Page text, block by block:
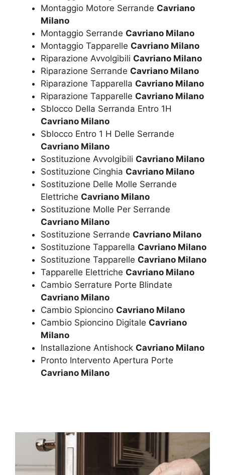
Montaggio Motore Serrande Cavriano
Milano
Montaggio Serrande Cavriano Milano
Montaggio Tapparelle Cavriano Milano
Riparazione Avvolgibili Cavriano Milano
Riparazione Serrande Cavriano Milano
Riparazione Tapparella Cavriano Milano
Riparazione Tapparelle Cavriano Milano
Sblocco Della Serranda Entro 1H
Cavriano Milano
Sblocco Entro 1 H Delle Serrande
Cavriano Milano
Sostituzione Avvolgibili Cavriano Milano
Sostituzione Cinghia Cavriano Milano
Sostituzione Delle Molle Serrande
Elettriche Cavriano Milano
Sostituzione Molle Per Serrande
Cavriano Milano
Sostituzione Serrande Cavriano Milano
Sostituzione Tapparella Cavriano Milano
Sostituzione Tapparelle Cavriano Milano
Tapparelle Elettriche Cavriano Milano
Cambio Serrature Porte Blindate
Cavriano Milano
Cambio Spioncino Cavriano Milano
Cambio Spioncino Digitale Cavriano
Milano
Installazione Antishock Cavriano Milano
Pronto Intervento Apertura Porte
Cavriano Milano